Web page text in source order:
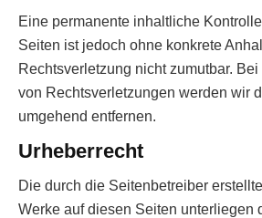
Eine permanente inhaltliche
Seiten ist jedoch ohne konkrete
Rechtsverletzung nicht zumutbar.
von Rechtsverletzungen werden wir
umgehend entfernen.
Urheberrecht
Die durch die Seitenbetreiber
Werke auf diesen Seiten unterliegen